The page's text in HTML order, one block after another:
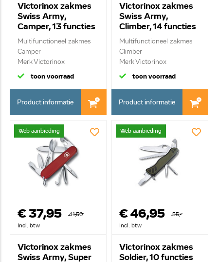
Victorinox zakmes
Swiss Army,
Camper, 13 functies
1.3613.B1
Multifunctioneel zakmes
Camper
Merk Victorinox
13 functies
toon voorraad
Product informatie
Victorinox zakmes
Swiss Army,
Climber, 14 functies
1.3703.B1
Multifunctioneel zakmes
Climber
Merk Victorinox
14 functi...
toon voorraad
Product informatie
Web aanbieding
€ 37,95
41,50
Incl. btw
Victorinox zakmes
Swiss Army, Super
Web aanbieding
€ 46,95
55,-
Incl. btw
Victorinox zakmes
Soldier, 10 functies